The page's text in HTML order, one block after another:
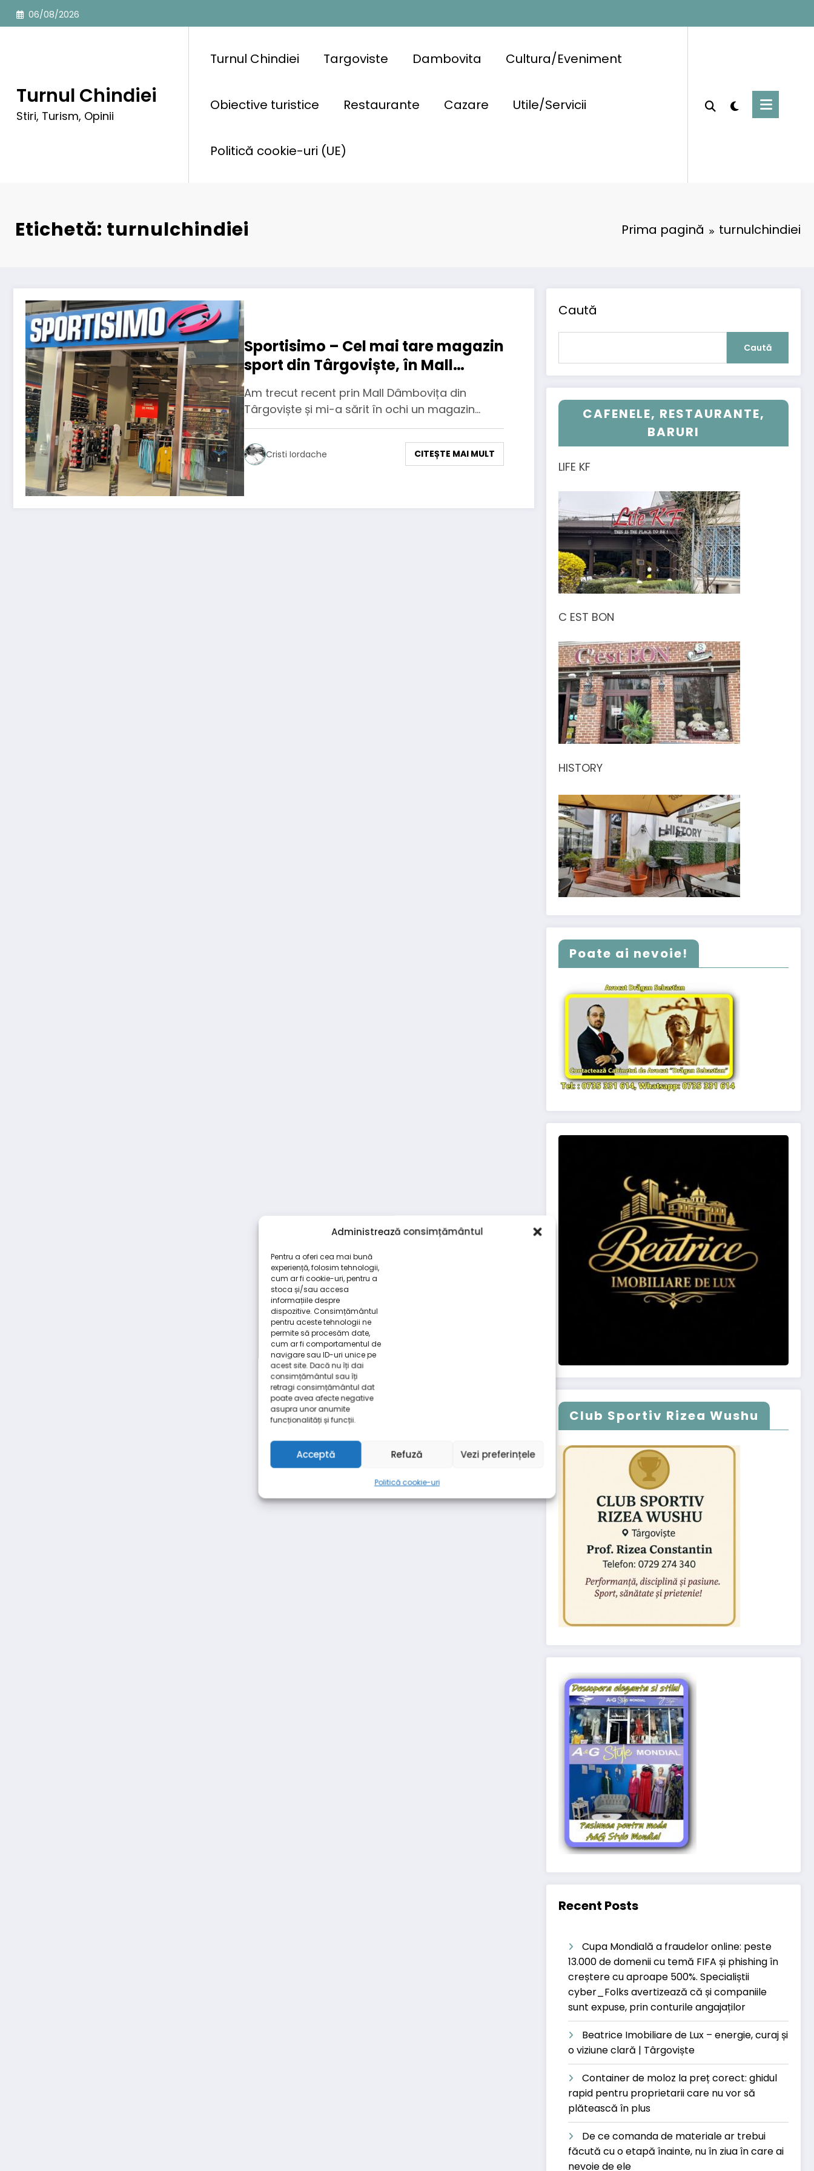
Administrează consimțământul
Pentru a oferi cea mai bună
experiență, folosim tehnologii,
cum ar fi cookie-uri, pentru a
stoca și/sau accesa
informațiile despre
dispozitive. Consimțământul
pentru aceste tehnologii ne
permite să procesăm date,
cum ar fi comportamentul de
navigare sau ID-uri unice pe
acest site. Dacă nu îți dai
consimțământul sau îți
retragi consimțământul dat
poate avea afecte negative
asupra unor anumite
funcționalități și funcții.
Acceptă Refuză Vezi preferințele
Politică cookie-uri
06/08/2026
Turnul Chindiei
Stiri, Turism, Opinii
Turnul Chindiei Targoviste Dambovita Cultura/Eveniment
Obiective turistice Restaurante Cazare Utile/Servicii
Politică cookie-uri (UE)
Etichetă: turnulchindiei Prima pagină turnulchindiei
Sportisimo – Cel mai tare magazin
sport din Târgoviște, în Mall
Dâmbovița
Am trecut recent prin Mall Dâmbovița din
Târgoviște și mi-a sărit în ochi un magazin…
Cristi Iordache CITEȘTE MAI MULT
Caută
Caută
CAFENELE, RESTAURANTE,
BARURI
LIFE KF
C EST BON
HISTORY
Poate ai nevoie!
Club Sportiv Rizea Wushu
Recent Posts
Cupa Mondială a fraudelor online: peste
13.000 de domenii cu temă FIFA și phishing în
creștere cu aproape 500%. Specialiștii
cyber_Folks avertizează că și companiile
sunt expuse, prin conturile angajaților
Beatrice Imobiliare de Lux – energie, curaj și
o viziune clară | Târgoviște
Container de moloz la preț corect: ghidul
rapid pentru proprietarii care nu vor să
plătească în plus
De ce comanda de materiale ar trebui
făcută cu o etapă înainte, nu în ziua în care ai
nevoie de ele